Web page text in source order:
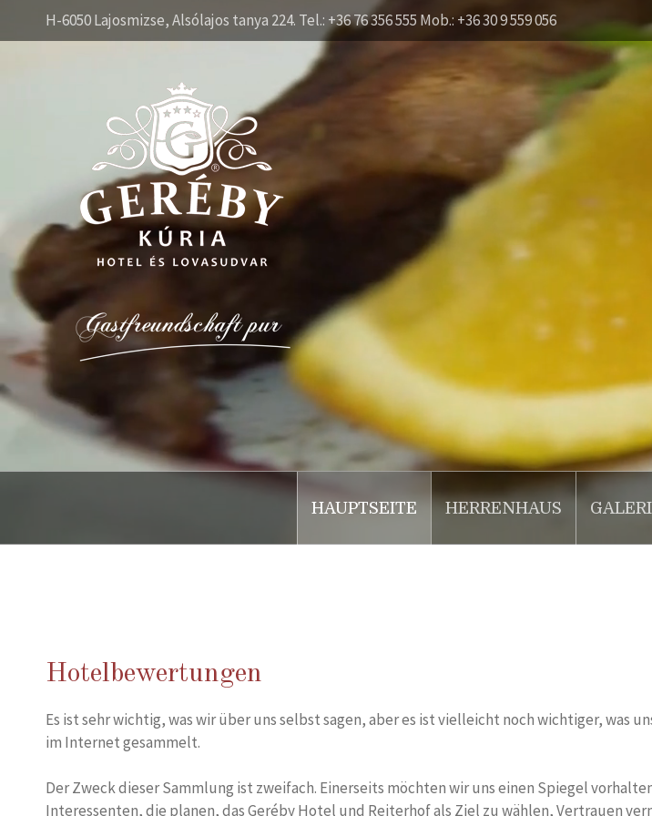
H-6050 Lajosmizse, Alsólajos tanya 224. Tel.: +36 76 356 555 Mob.: +36 30 9 559 056
HAUPTSEITE HERRENHAUS
Hotelbewertungen
Es ist sehr wichtig, was wir über uns selbst sagen, aber es ist vielleicht noch wichtiger, was
im Internet gesammelt.
Der Zweck dieser Sammlung ist zweifach. Einerseits möchten wir uns einen Spiegel
Interessenten, die planen, das Geréby Hotel und Reiterhof als Ziel zu wählen, Vertrauen